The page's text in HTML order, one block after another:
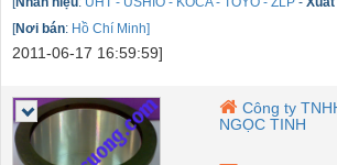
[Nơi bán: Hồ Chí Minh]
2011-06-17 16:59:59]
Công ty
NGỌC TINH